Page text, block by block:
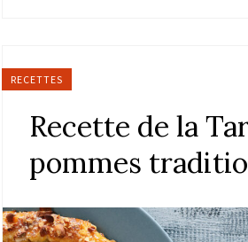
RECETTES
Recette de la
pommes